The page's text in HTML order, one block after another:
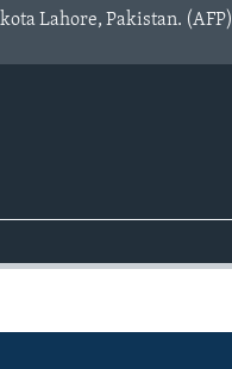
Lahore, Pakistan. (AFP)